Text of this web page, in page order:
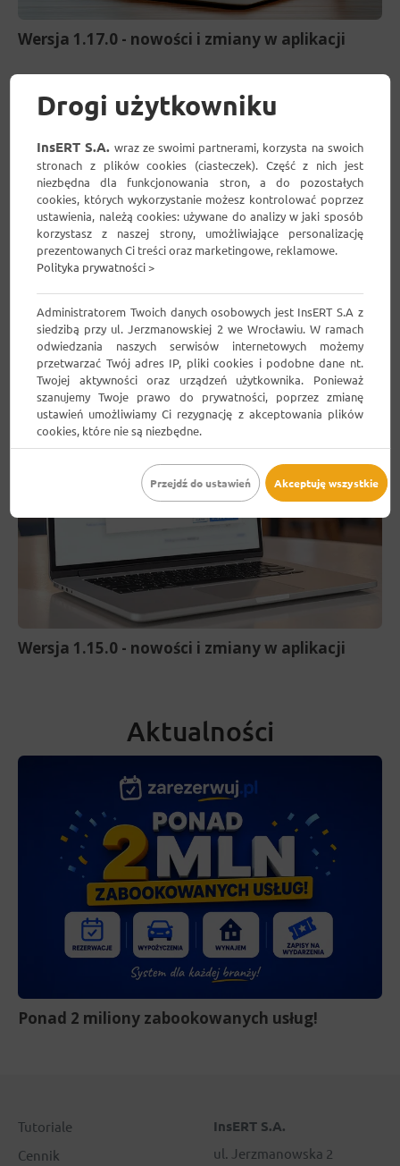
Wersja 1.17.0 - nowości i zmiany w aplikacji
Wersja 1.16.0 - nowości i zmiany w aplikacji
Wersja 1.15.0 - nowości i zmiany w aplikacji
Aktualności
Ponad 2 miliony zabookowanych usług!
Tutoriale
Cennik
InsERT S.A.
ul. Jerzmanowska 2
Drogi użytkowniku
InsERT S.A. wraz ze swoimi partnerami, korzysta na swoich
stronach z plików cookies (ciasteczek). Część z nich jest
niezbędna dla funkcjonowania stron, a do pozostałych
cookies, których wykorzystanie możesz kontrolować poprzez
ustawienia, należą cookies: używane do analizy w jaki sposób
korzystasz z naszej strony, umożliwiające personalizację
prezentowanych Ci treści oraz marketingowe, reklamowe.
Polityka prywatności >
Administratorem Twoich danych osobowych jest InsERT S.A z
siedzibą przy ul. Jerzmanowskiej 2 we Wrocławiu. W ramach
odwiedzania naszych serwisów internetowych możemy
przetwarzać Twój adres IP, pliki cookies i podobne dane nt.
Twojej aktywności oraz urządzeń użytkownika. Ponieważ
szanujemy Twoje prawo do prywatności, poprzez zmianę
ustawień umożliwiamy Ci rezygnację z akceptowania plików
cookies, które nie są niezbędne.
Przejdź do ustawień Akceptuję wszystkie